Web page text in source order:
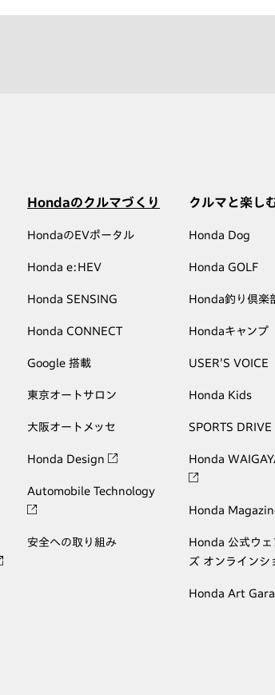
Hondaのクルマづくり
HondaのEVポータル
Honda e:HEV
Honda SENSING
Honda CONNECT
Google 搭載
東京オートサロン
大阪オートメッセ
Honda Design
Automobile Technology
安全への取り組み
クルマと楽し
Honda Dog
Honda GOLF
Honda釣り倶楽
Hondaキャンプ
USER'S VOICE
Honda Kids
SPORTS DRIVE
Honda
Honda
Honda 公式ウェ
ズ オンラインシ
Honda Art